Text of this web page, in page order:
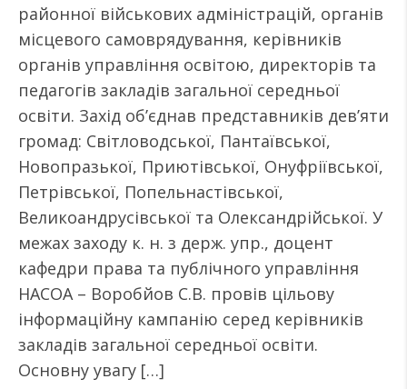
районної військових адміністрацій, органів
місцевого самоврядування, керівників
органів управління освітою, директорів та
педагогів закладів загальної середньої
освіти. Захід об’єднав представників дев’яти
громад: Світловодської, Пантаївської,
Новопразької, Приютівської, Онуфріївської,
Петрівської, Попельнастівської,
Великоандрусівської та Олександрійської. У
межах заходу к. н. з держ. упр., доцент
кафедри права та публічного управління
НАСОА – Воробйов С.В. провів цільову
інформаційну кампанію серед керівників
закладів загальної середньої освіти.
Основну увагу […]